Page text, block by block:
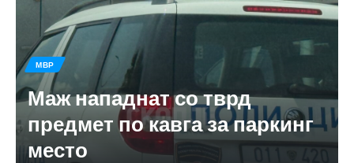
МВР
Маж нападнат со тврд
предмет по кавга за паркинг
место